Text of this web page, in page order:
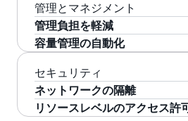
Elastic Kubernetes Service
ンスタンスから、Amazon
アクセスします。
イルシステムにリンクする高
成できます。
ップで、1 つ以上の AWS フ
たは Amazon S3 バケットに
ッシュを作成できます。
らのデータを、ファイルとデ
セットとして透過的に表示す
ットに結果を書き戻すことが
管理とマネジメント
管理負担を軽減
AWS マネジメントコンソー
キャッシュをわずか数ステッ
す。Amazon File Cache を利
ッシュに使用するハードウェ
容量管理の自動化
モニタリングし、キャッシュ
くと、使用頻度の低いデータ
ので、ストレージの不足を心
セキュリティ
ネットワークの隔離
Amazon Virtual Private Cloud
リソースレベルのアクセス許